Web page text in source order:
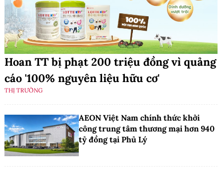
Hoan TT bị phạt 200 triệu đồng vì quảng
cáo '100% nguyên liệu hữu cơ'
THỊ TRƯỜNG
AEON Việt Nam chính thức khởi
công trung tâm thương mại hơn 940
tỷ đồng tại Phủ Lý